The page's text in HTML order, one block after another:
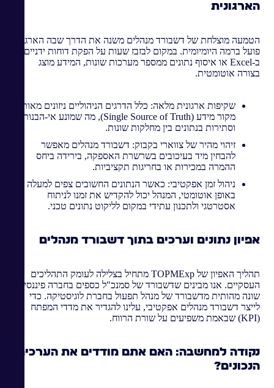
הארגונית
הטמעה מוצלחת של דשבורד מנהלים משנה את הדרך שבה הארגון
פועל ברמה היומיומית. במקום לבזבז שעות על הפקת דוחות ידניים
ב-Excel או איסוף נתונים ממספר מערכות שונות, המידע מוצג
בצורה אוטומטית.
שקיפות ארגונית מלאה: כלל הדרגים הניהוליים ניזונים מאותו
מקור מידע (Single Source of Truth), מה שמונע אי-הבנות
וסתירות בנתונים בין מחלקות שונות.
זיהוי מהיר של צווארי בקבוק: דשבורד מנהלים מאפשר
להבחין מיד בעיכובים בשרשרת האספקה, בירידה ביחס
ההמרה במכירות או בחריגות תקציביות.
ניהול זמן אפקטיבי: כאשר הנתונים החשובים צפים למעלה
באופן אוטומטי, המנהל יכול להקדיש את זמנו לניתוח
אסטרטגי ולתכנון עתידי במקום לליקוט נתונים טכני.
אפיון נתונים וערכים בתוך דשבורד מנהלים
תהליך האפיון של TOPMExp מתחיל בצלילה לעומק התהליכים
העסקיים. אנו מבינים שדשבורד של סמנכ"ל כספים בחברה פיננסית
שונה מהותית מדשבורד של מנהל תפעול בחברת לוגיסטיקה. כדי
לייצר דשבורד מנהלים אפקטיבי, עלינו להגדיר את מדדי המפתח
(KPI) שבאמת משפיעים על שורת הרווח.
נקודה למחשבה: האם אתם מודדים את הערכים
הנכונים?